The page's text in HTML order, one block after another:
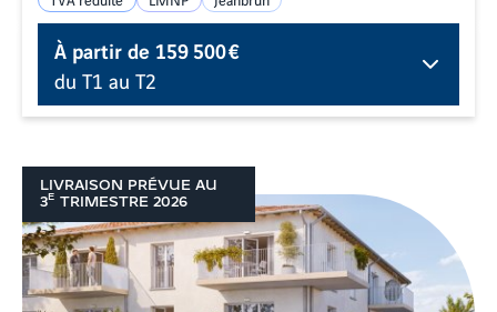
À partir de159 500 €
du T1 au T2
LIVRAISON PRÉVUE AU
3E TRIMESTRE 2026